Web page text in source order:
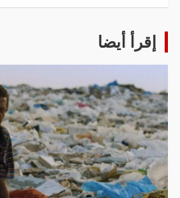
إقرأ أيضا